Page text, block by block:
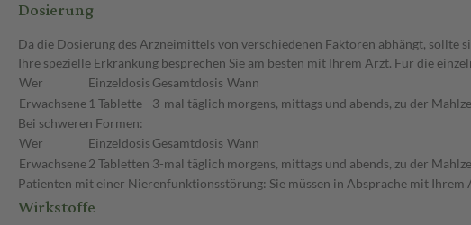
Dosierung
Da die Dosierung des Arzneimittels von verschiedenen Faktoren abhängt,
Ihre spezielle Erkrankung besprechen Sie am besten mit Ihrem Arzt. Für die
Wer
Einzeldosis Gesamtdosis Wann
Erwachsene 1 Tablette 3-mal täglich morgens, mittags und abends, zu der
Bei schweren Formen:
Wer
Einzeldosis Gesamtdosis Wann
Erwachsene2 Tabletten 3-mal täglich morgens, mittags und abends, zu der
Patienten mit einer Nierenfunktionsstörung: Sie müssen in Absprache mit
Wirkstoffe